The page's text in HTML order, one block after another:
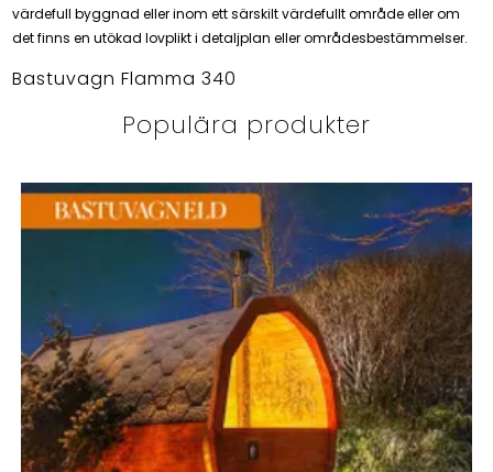
värdefull byggnad eller inom ett särskilt värdefullt område eller om
det finns en utökad lovplikt i detaljplan eller områdesbestämmelser.
Bastuvagn Flamma 340
Populära produkter